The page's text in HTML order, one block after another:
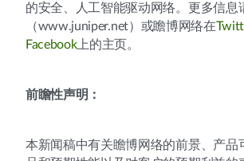
的安全、人工智能驱动网络。更多信息
（www.juniper.net）或瞻博网络在
Facebook上的主页。
前瞻性声明：
本新闻稿中有关瞻博网络的前景、产品